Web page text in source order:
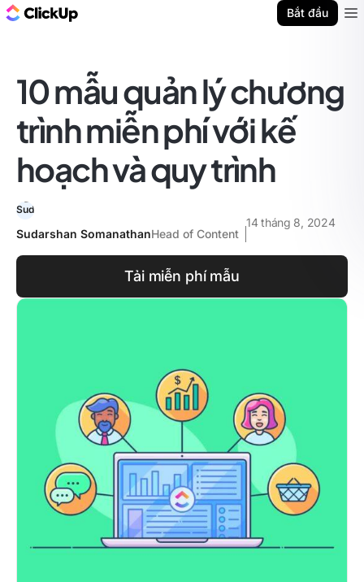
Bắt đầu
10 mẫu quản lý chương
trình miễn phí với kế
hoạch và quy trình
Sudarshan SomanathanHead of Content
14 tháng 8, 2024
Tải miễn phí mẫu